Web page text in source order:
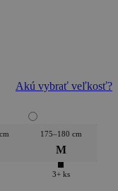
Akú vybrať veľkosť?
175–180 cm
M
3+ ks